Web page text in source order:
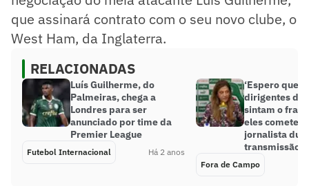
que assinará contrato com o seu novo clube, o
West Ham, da Inglaterra.
RELACIONADAS
Luís Guilherme, do
Palmeiras, chega a
Londres para ser
anunciado por time da
Premier League
Futebol Internacional Há 2 anos
‘Espero que
dirigentes do
sintam o
eles
jornalista
transmissão
Fora de Campo